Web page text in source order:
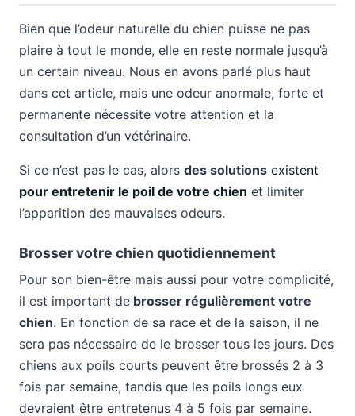
Bien que l’odeur naturelle du chien puisse ne pas
plaire à tout le monde, elle en reste normale jusqu’à
un certain niveau. Nous en avons parlé plus haut
dans cet article, mais une odeur anormale, forte et
permanente nécessite votre attention et la
consultation d’un vétérinaire.
Si ce n’est pas le cas, alors des solutions existent
pour entretenir le poil de votre chien et limiter
l’apparition des mauvaises odeurs.
Brosser votre chien quotidiennement
Pour son bien-être mais aussi pour votre complicité,
il est important de brosser régulièrement votre
chien. En fonction de sa race et de la saison, il ne
sera pas nécessaire de le brosser tous les jours. Des
chiens aux poils courts peuvent être brossés 2 à 3
fois par semaine, tandis que les poils longs eux
devraient être entretenus 4 à 5 fois par semaine.